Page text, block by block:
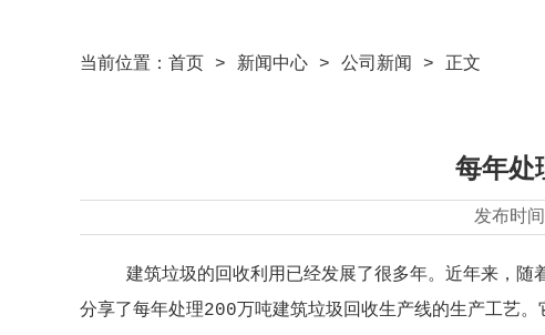
当前位置： 首页 > 新闻中心 > 公司新闻 > 正文
每年处
发布时间
建筑垃圾的回收利用已经发展了很多年。近年来，
分享了每年处理200万吨建筑垃圾回收生产线的生产工艺